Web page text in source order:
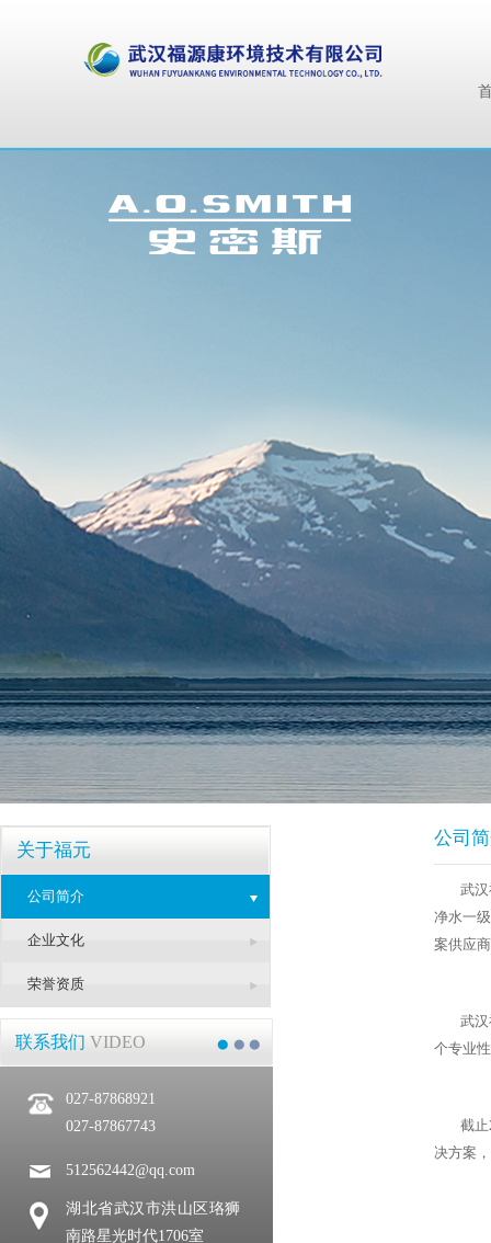
关于福元
公司简介
企业文化
荣誉资质
联系我们 VIDEO
027-87868921
027-87867743
512562442@qq.com
湖北省武汉市洪山区珞狮
南路星光时代1706室
公司
武
净水一
案供应
武
个专业
截
决方案